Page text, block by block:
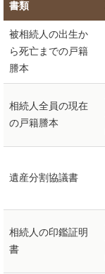
書類
被相続人の出生か
ら死亡までの戸籍
謄本
相続人全員の現在
の戸籍謄本
遺産分割協議書
相続人の印鑑証明
書